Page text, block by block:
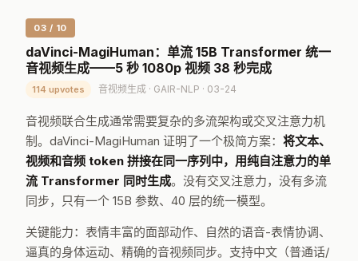
03 / 10
daVinci-MagiHuman：单流 15B Transformer 统一
音视频生成——5 秒 1080p 视频 38 秒完成
114 upvotes 音视频生成 · GAIR-NLP · 03-24
音视频联合生成通常需要复杂的多流架构或交叉注意力机
制。daVinci-MagiHuman 证明了一个极简方案： 将文本、
视频和音频 token 拼接在同一序列中，用纯自注意力的单
流 Transformer 同时生成。没有交叉注意力，没有多流
同步，只有一个 15B 参数、40 层的统一模型。
关键能力：表情丰富的面部动作、自然的语音-表情协调、
逼真的身体运动、精确的音视频同步。支持中文（普通话/